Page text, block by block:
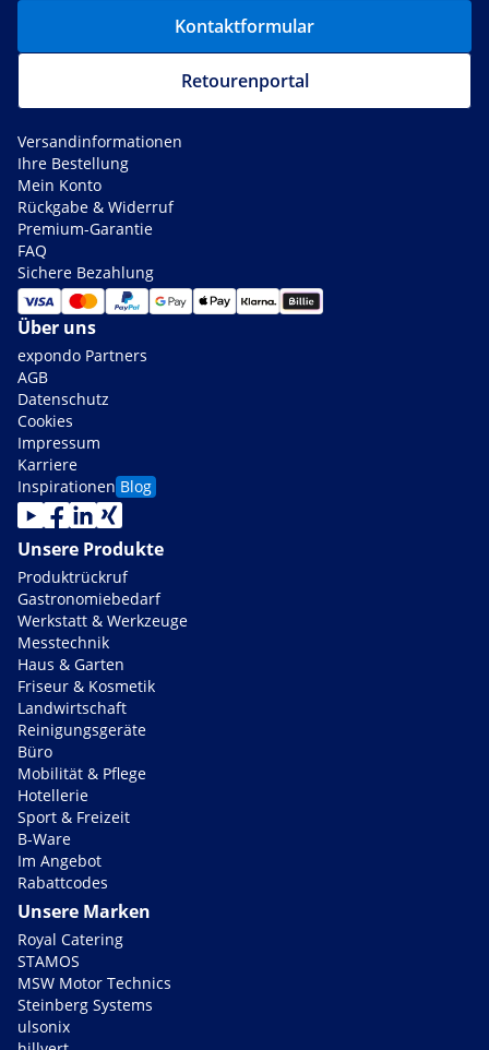
Kontaktformular
Retourenportal
Versandinformationen
Ihre Bestellung
Mein Konto
Rückgabe & Widerruf
Premium-Garantie
FAQ
Sichere Bezahlung
Über uns
expondo Partners
AGB
Datenschutz
Cookies
Impressum
Karriere
Inspirationen Blog
Unsere Produkte
Produktrückruf
Gastronomiebedarf
Werkstatt & Werkzeuge
Messtechnik
Haus & Garten
Friseur & Kosmetik
Landwirtschaft
Reinigungsgeräte
Büro
Mobilität & Pflege
Hotellerie
Sport & Freizeit
B-Ware
Im Angebot
Rabattcodes
Unsere Marken
Royal Catering
STAMOS
MSW Motor Technics
Steinberg Systems
ulsonix